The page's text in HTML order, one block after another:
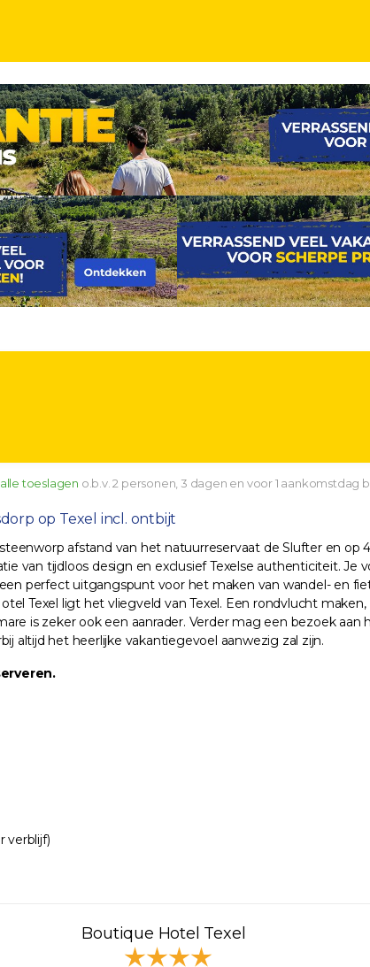
toeslagen o.b.v. 2 personen, 3 dagen en voor 1 aankomstdag
op Texel incl. ontbijt
afstand van het natuurreservaat de Slufter en op
van tijdloos design en exclusief Texelse authenticiteit.
perfect uitgangspunt voor het maken van wandel- en
Texel ligt het vliegveld van Texel. Een rondvlucht
is zeker ook een aanrader. Verder mag een bezoek
altijd het heerlijke vakantiegevoel aanwezig zal zijn.
verblijf)
Boutique Hotel Texel